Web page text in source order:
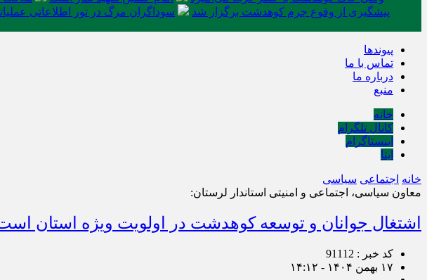
پیشگیری از وقوع جرم کوهدشت برگزار شد
سوداگران مرگ در تور اطلاعاتی
پیوندها
تماس با ما
درباره ما
منبع
خانه
کانال تلگرام
اینستاگرام
ایتا
خانه اجتماعی سیاسی
معاون سیاسی، اجتماعی و امنیتی استاندار لرستان:
اشتغال جوانان و توسعه کوهدشت در اولویت ویژه استان
کد خبر : 91112
۱۷ بهمن ۱۴۰۴ - ۱۴:۱۲